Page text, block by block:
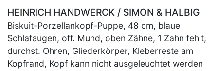
HEINRICH HANDWERCK / SIMON & HALBIG
Biskuit-Porzellankopf-Puppe, 48 cm, blaue
Schlafaugen, off. Mund, oben Zähne, 1 Zahn fehlt,
durchst. Ohren, Gliederkörper, Kleberreste am
Kopfrand, Kopf kann nicht ausgeleuchtet werden